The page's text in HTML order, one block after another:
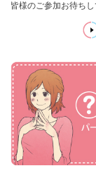
皆様のご参加お待ち